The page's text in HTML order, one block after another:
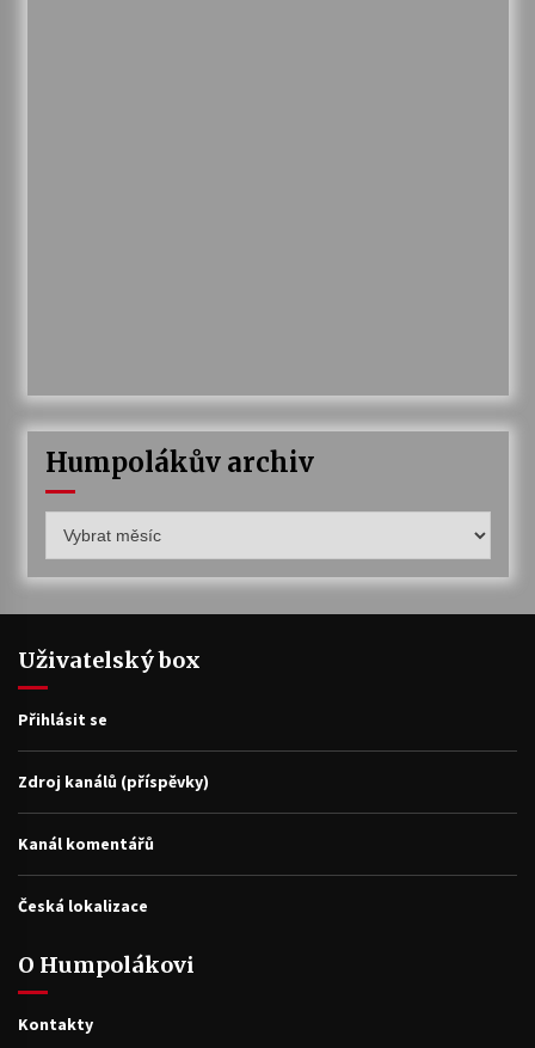
Humpolákův archiv
archiv
Uživatelský box
Přihlásit se
Zdroj kanálů (příspěvky)
Kanál komentářů
Česká lokalizace
O Humpolákovi
Kontakty